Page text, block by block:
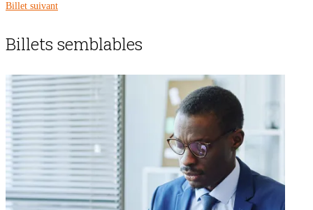
Billet suivant
Billets semblables